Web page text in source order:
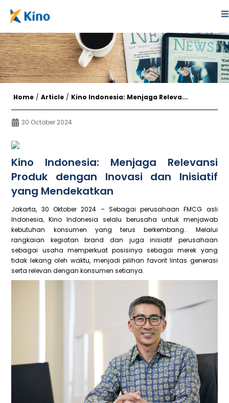
Home / Article / Kino Indonesia: Menjaga Releva...
30 October 2024
Kino Indonesia: Menjaga Relevansi
Produk dengan Inovasi dan Inisiatif
yang Mendekatkan
Jakarta, 30 Oktober 2024 – Sebagai perusahaan FMCG asli
Indonesia, Kino Indonesia selalu berusaha untuk menjawab
kebutuhan konsumen yang terus berkembang.. Melalui
rangkaian kegiatan brand dan juga inisiatif perusahaan
sebagai usaha memperkuat posisinya sebagai merek yang
tidak lekang oleh waktu, menjadi pilihan favorit lintas generasi
serta relevan dengan konsumen setianya.